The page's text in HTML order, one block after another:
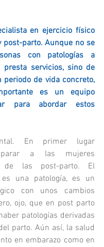
en ejercicio físico
post-parto. Aunque no se
con patologías a
presta servicios, sino de
periodo de vida concreto,
es un equipo
para abordar estos
En primer lugar
a las mujeres
de las post-parto. El
es una patología, es un
con unos cambios
ojo, que en post parto
patologías derivadas
parto. Aún así, la salud
en embarazo como en